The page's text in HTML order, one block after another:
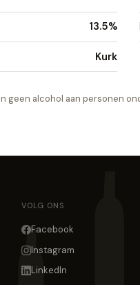
13.5%
Kurk
geen alcohol aan personen
VOLG ONS
Facebook
Instagram
LinkedIn